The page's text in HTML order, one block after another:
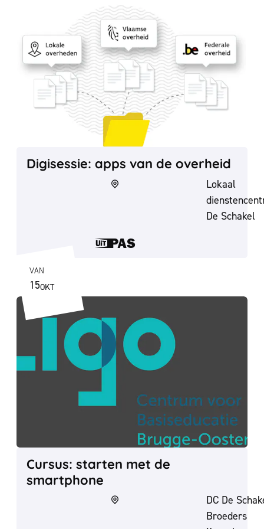
Digisessie: apps van de overheid
Lokaal
De Schakel
VAN
15OKT
Cursus: starten met de smartphone
Cursus: starten met de
smartphone
DC De
Broeders